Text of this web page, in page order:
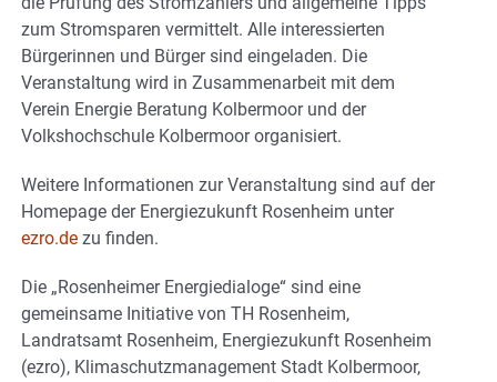
zum Stromsparen vermittelt. Alle interessierten
Bürgerinnen und Bürger sind eingeladen. Die
Veranstaltung wird in Zusammenarbeit mit dem
Verein Energie Beratung Kolbermoor und der
Volkshochschule Kolbermoor organisiert.
Weitere Informationen zur Veranstaltung sind auf der
Homepage der Energiezukunft Rosenheim unter
ezro.de zu finden.
Die „Rosenheimer Energiedialoge“ sind eine
gemeinsame Initiative von TH Rosenheim,
Landratsamt Rosenheim, Energiezukunft Rosenheim
(ezro), Klimaschutzmanagement Stadt Kolbermoor,